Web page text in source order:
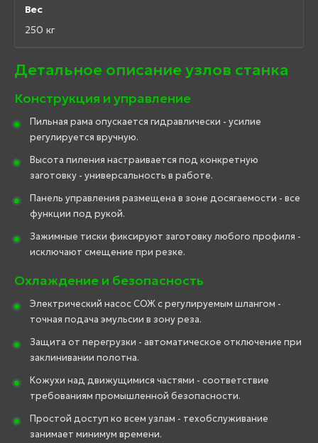
Вес
250 кг
Детальное описание узлов станка
Конструкция и управление
Пильная рама опускается гидравлически - усилие
регулируется вручную.
Высота пиления настраивается под конкретную
заготовку - универсальность в работе.
Панель управления размещена в зоне досягаемости - все
функции под рукой.
Зажимные тиски фиксируют заготовку любого профиля -
исключают смещение при резке.
Охлаждение и безопасность
Электрический насос СОЖ с регулируемым шлангом -
точная подача эмульсии в зону реза.
Защита от перегрузки - автоматическое отключение при
заклинивании полотна.
Кожухи над движущимися частями - соответствие
требованиям промышленной безопасности.
Простой доступ ко всем узлам - техобслуживание
занимает минимум времени.